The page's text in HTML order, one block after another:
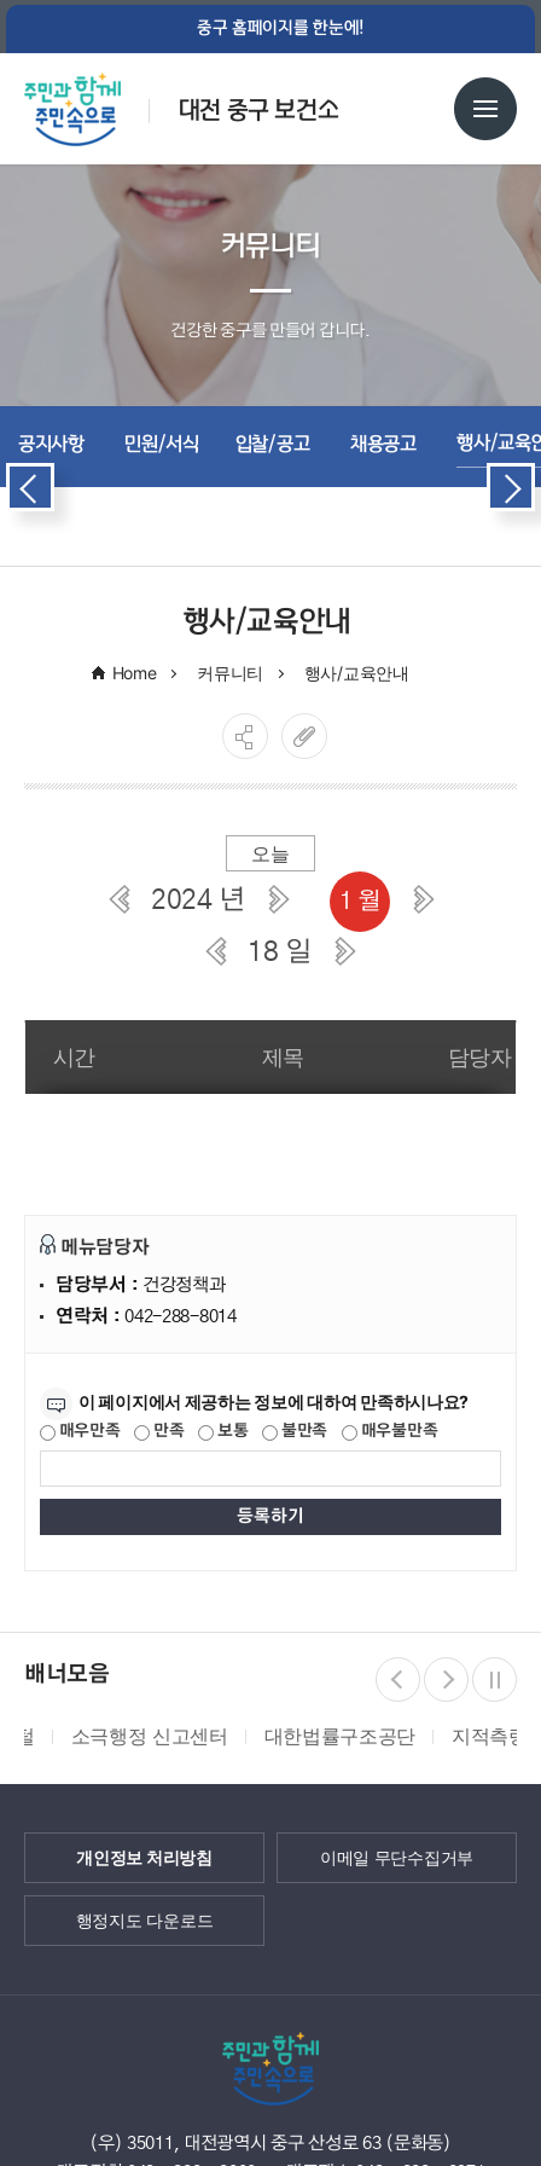
중구 홈페이지를 한눈에!
대전 중구 보건소
커뮤니티
건강한 중구를 만들어 갑니다.
공지사항 민원/서식 입찰/공고 채용공고 행사/교육
행사/교육안내
Home 커뮤니티 행사/교육안내
오늘
2024 년 1 월
18 일
일간 부서일정관리
시간 제목 담당자
메뉴담당자
담당부서 : 건강정책과
연락처 :042-288-8014
이 페이지에서 제공하는 정보에 대하여 만족하시나요?
매우만족 만족 보통 불만족 매우불만족
배너모음
소극행정 신고센터 대한법률구조공단 지적측량바로
개인정보 처리방침 이메일 무단수집거부
행정지도 다운로드
(우) 35011, 대전광역시 중구 산성로 63 (문화동)